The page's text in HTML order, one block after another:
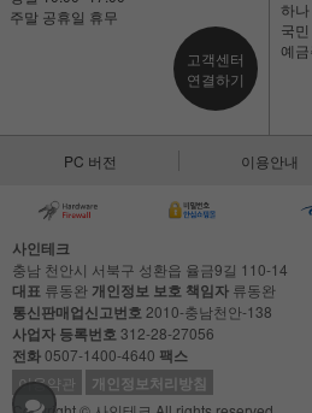
주말 공휴일 휴무
고객센터
연결하기
하
국
예
PC 버전 이용안내
사인테크
충남 천안시 서북구 성환읍 율금9길 110-14
대표 류동완 개인정보 보호 책임자 류동완
통신판매업신고번호 2010-충남천안-138
사업자 등록번호312-28-27056
전화0507-1400-4640 팩스
이용약관 개인정보처리방침